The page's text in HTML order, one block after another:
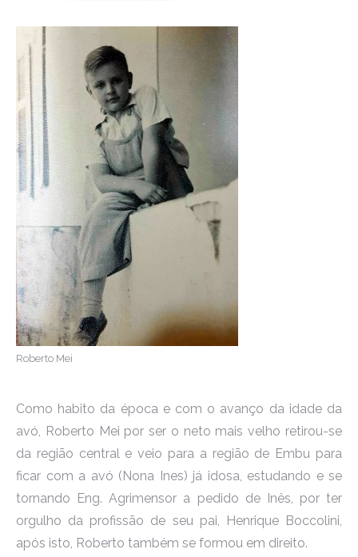
Roberto Mei
Como habito da época e com o avanço da idade da
avó, Roberto Mei por ser o neto mais velho retirou-se
da região central e veio para a região de Embu para
ficar com a avó (Nona Ines) já idosa, estudando e se
tornando Eng. Agrimensor a pedido de Inês, por ter
orgulho da profissão de seu pai, Henrique Boccolini,
após isto, Roberto também se formou em direito.